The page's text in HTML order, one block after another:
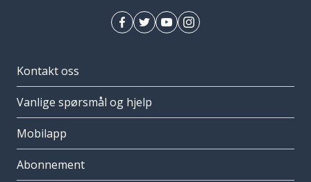
Kontakt oss
Vanlige spørsmål og hjelp
Mobilapp
Abonnement